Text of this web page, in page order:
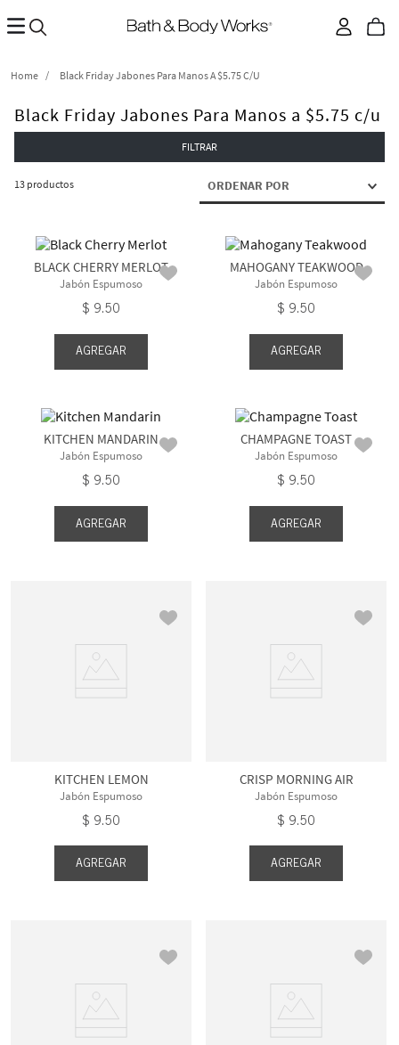
Black Friday Jabones Para Manos A $5.75 C/u
Black Friday Jabones Para Manos a $5.75 c/u
FILTRAR
13 productos ORDENAR POR
BLACK CHERRY MERLOT
Jabón Espumoso
$ 9.50
AGREGAR
MAHOGANY TEAKWOOD
Jabón Espumoso
$ 9.50
AGREGAR
KITCHEN MANDARIN
Jabón Espumoso
$ 9.50
AGREGAR
CHAMPAGNE TOAST
Jabón Espumoso
$ 9.50
AGREGAR
KITCHEN LEMON
Jabón Espumoso
$ 9.50
AGREGAR
CRISP MORNING AIR
Jabón Espumoso
$ 9.50
AGREGAR